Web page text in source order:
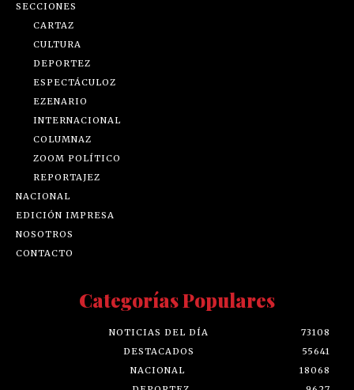
SECCIONES
CARTAZ
CULTURA
DEPORTEZ
ESPECTÁCULOZ
EZENARIO
INTERNACIONAL
COLUMNAZ
ZOOM POLÍTICO
REPORTAJEZ
NACIONAL
EDICIÓN IMPRESA
NOSOTROS
CONTACTO
Categorías Populares
NOTICIAS DEL DÍA
73108
DESTACADOS
55641
NACIONAL
18068